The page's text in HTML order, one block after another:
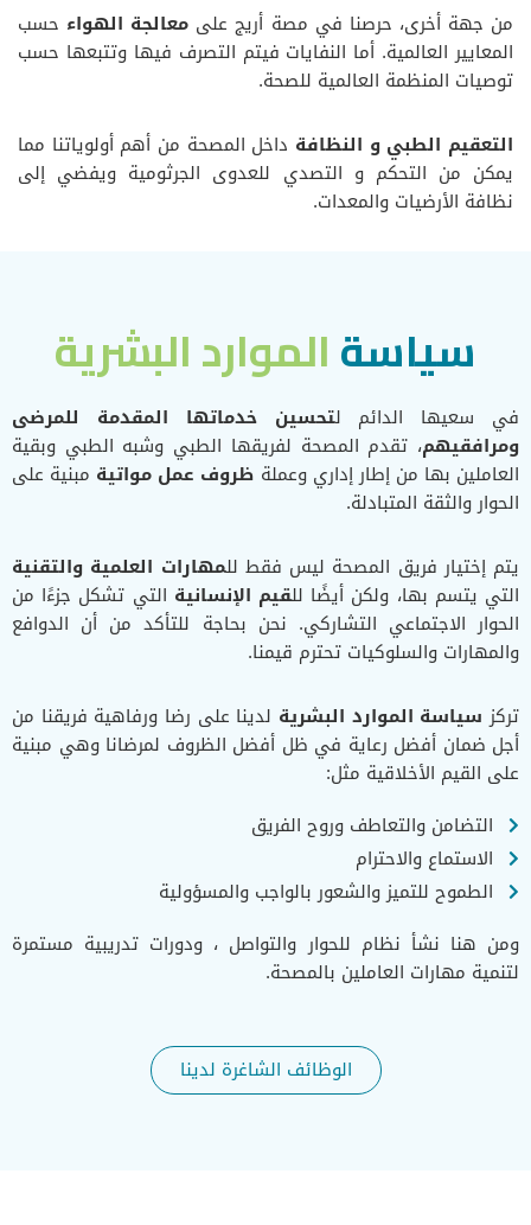
من جهة أخرى، حرصنا في مصة أريج على معالجة الهواء حسب
المعايير العالمية. أما النفايات فيتم التصرف فيها وتتبعها حسب
توصيات المنظمة العالمية للصحة.
التعقيم الطبي و النظافة داخل المصحة من أهم أولوياتنا مما
يمكن من التحكم و التصدي للعدوى الجرثومية ويفضي إلى
نظافة الأرضيات والمعدات.
سياسةالموارد البشرية
في سعيها الدائم لتحسين خدماتها المقدمة للمرضى
ومرافقيهم، تقدم المصحة لفريقها الطبي وشبه الطبي وبقية
العاملين بها من إطار إداري وعملة ظروف عمل مواتية مبنية على
الحوار والثقة المتبادلة.
يتم إختيار فريق المصحة ليس فقط للمهارات العلمية والتقنية
التي يتسم بها، ولكن أيضًا للقيم الإنسانية التي تشكل جزءًا من
الحوار الاجتماعي التشاركي. نحن بحاجة للتأكد من أن الدوافع
والمهارات والسلوكيات تحترم قيمنا.
تركز سياسة الموارد البشرية لدينا على رضا ورفاهية فريقنا من
أجل ضمان أفضل رعاية في ظل أفضل الظروف لمرضانا وهي مبنية
على القيم الأخلاقية مثل:
التضامن والتعاطف وروح الفريق
الاستماع والاحترام
الطموح للتميز والشعور بالواجب والمسؤولية
ومن هنا نشأ نظام للحوار والتواصل ، ودورات تدريبية مستمرة
لتنمية مهارات العاملين بالمصحة.
الوظائف الشاغرة لدينا